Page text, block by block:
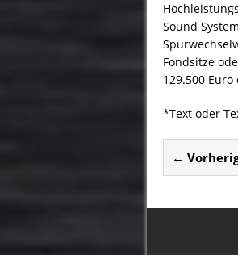
Sound
Fondsitze
129.500
*Text oder
←